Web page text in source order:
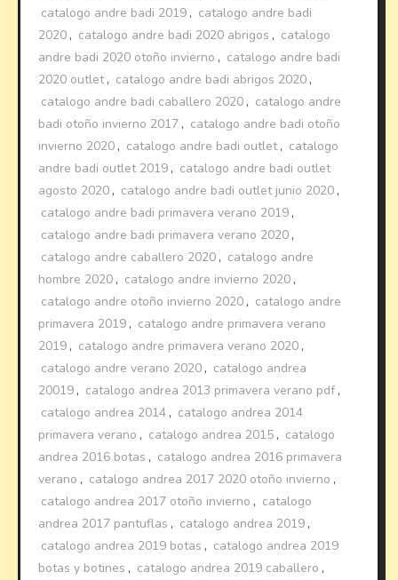
catalogo andre badi 2019 , catalogo andre badi
2020 , catalogo andre badi 2020 abrigos , catalogo
andre badi 2020 otoño invierno , catalogo andre badi
2020 outlet, catalogo andre badi abrigos 2020 ,
catalogo andre badi caballero 2020 , catalogo andre
badi otoño invierno 2017 , catalogo andre badi otoño
invierno 2020 , catalogo andre badi outlet, catalogo
andre badi outlet 2019 , catalogo andre badi outlet
agosto 2020 , catalogo andre badi outlet junio 2020 ,
catalogo andre badi primavera verano 2019 ,
catalogo andre badi primavera verano 2020 ,
catalogo andre caballero 2020 , catalogo andre
hombre 2020 , catalogo andre invierno 2020 ,
catalogo andre otoño invierno 2020 , catalogo andre
primavera 2019 , catalogo andre primavera verano
2019 , catalogo andre primavera verano 2020 ,
catalogo andre verano 2020 , catalogo andrea
20019 , catalogo andrea 2013 primavera verano pdf ,
catalogo andrea 2014 , catalogo andrea 2014
primavera verano , catalogo andrea 2015 , catalogo
andrea 2016 botas , catalogo andrea 2016 primavera
verano , catalogo andrea 2017 2020 otoño invierno ,
catalogo andrea 2017 otoño invierno , catalogo
andrea 2017 pantuflas , catalogo andrea 2019 ,
catalogo andrea 2019 botas , catalogo andrea 2019
botas y botines , catalogo andrea 2019 caballero ,